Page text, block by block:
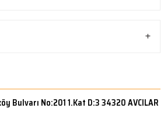
Bulvarı No:201 1.Kat D:3 34320 AVCILAR